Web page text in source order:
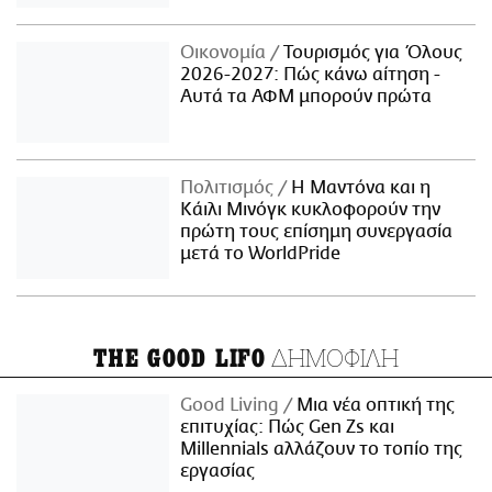
Οικονομία
Τουρισμός για Όλους
2026-2027: Πώς κάνω αίτηση -
Αυτά τα ΑΦΜ μπορούν πρώτα
Πολιτισμός
Η Μαντόνα και η
Κάιλι Μινόγκ κυκλοφορούν την
πρώτη τους επίσημη συνεργασία
μετά το WorldPride
THE GOOD LIFO ΔΗΜΟΦΙΛΗ
Good Living
Μια νέα οπτική της
επιτυχίας: Πώς Gen Zs και
Millennials αλλάζουν το τοπίο της
εργασίας